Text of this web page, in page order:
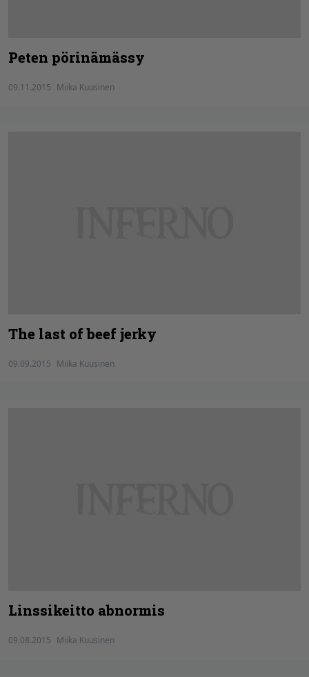
Peten pörinämässy
09.11.2015 Miika Kuusinen
The last of beef jerky
09.09.2015 Miika Kuusinen
Linssikeitto abnormis
09.08.2015 Miika Kuusinen